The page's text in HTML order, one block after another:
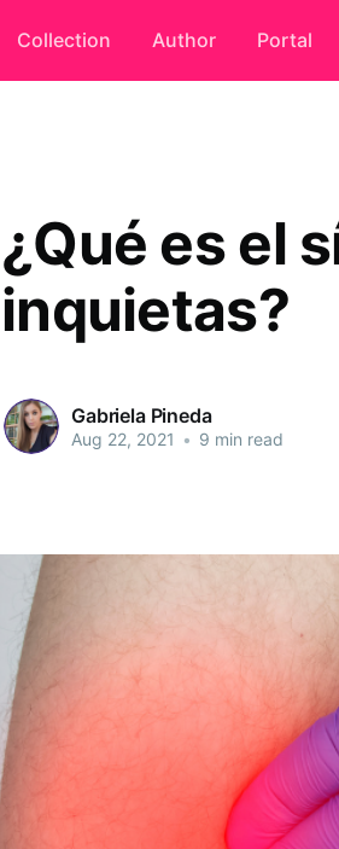
Collection Author Portal
¿Qué es el
inquietas?
Gabriela Pineda
Aug 22, 2021 • 9 min read